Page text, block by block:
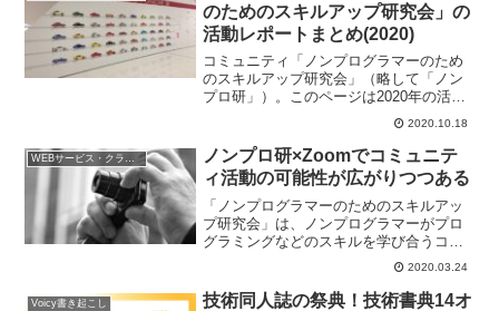
のためのスキルアップ研究会」の
活動レポートまとめ(2020)
コミュニティ「ノンプログラマーのため
のスキルアップ研究会」（略して「ノン
プロ研」）。このページは2020年の活動
レポートまとめページです。コミュニテ
ィ活動の一気読みをされたい方、ぜひご
活用くださいませ。
2020.10.18
WEBサービス・クラウド
ノンプロ研×Zoomでコミュニテ
ィ活動の可能性が広がりつつある
「ノンプログラマーのためのスキルアッ
プ研究会」は、ノンプログラマーがプロ
グラミングなどのスキルを学び合うコミ
ュニティです。今回はZoomによる「完全
リモート開催ノンプロ研Zoon In」の開催
レポートをお送りします。
2020.03.24
Voicy書き起こし
技術同人誌の祭典！技術書典14オ